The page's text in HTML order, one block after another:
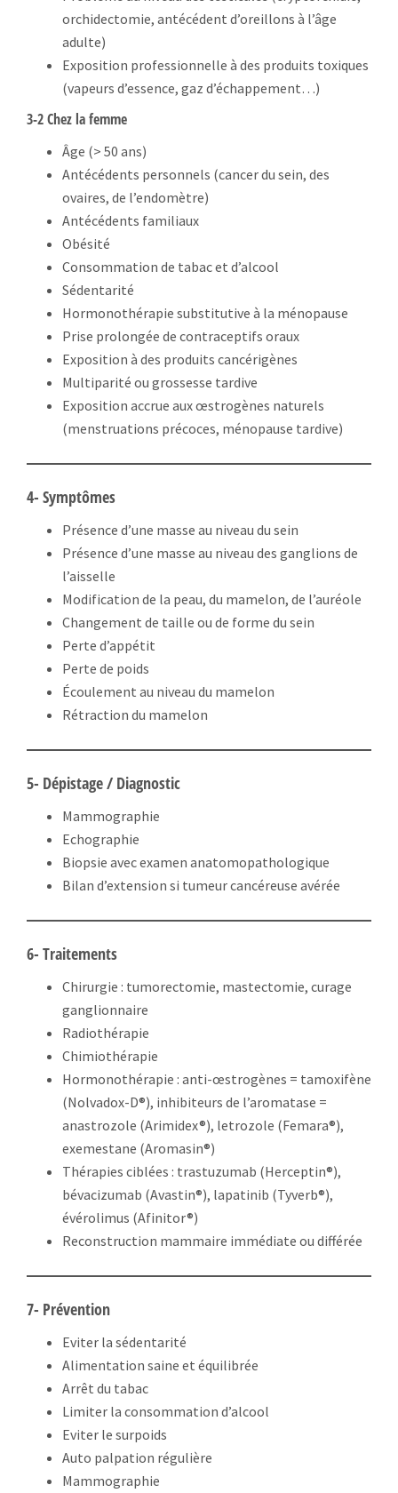
orchidectomie, antécédent d’oreillons à l’âge
adulte)
Exposition professionnelle à des produits toxiques
(vapeurs d’essence, gaz d’échappement…)
3-2 Chez la femme
Âge (> 50 ans)
Antécédents personnels (cancer du sein, des
ovaires, de l’endomètre)
Antécédents familiaux
Obésité
Consommation de tabac et d’alcool
Sédentarité
Hormonothérapie substitutive à la ménopause
Prise prolongée de contraceptifs oraux
Exposition à des produits cancérigènes
Multiparité ou grossesse tardive
Exposition accrue aux œstrogènes naturels
(menstruations précoces, ménopause tardive)
4- Symptômes
Présence d’une masse au niveau du sein
Présence d’une masse au niveau des ganglions de
l’aisselle
Modification de la peau, du mamelon, de l’auréole
Changement de taille ou de forme du sein
Perte d’appétit
Perte de poids
Écoulement au niveau du mamelon
Rétraction du mamelon
5- Dépistage / Diagnostic
Mammographie
Echographie
Biopsie avec examen anatomopathologique
Bilan d’extension si tumeur cancéreuse avérée
6- Traitements
Chirurgie : tumorectomie, mastectomie, curage
ganglionnaire
Radiothérapie
Chimiothérapie
Hormonothérapie : anti-œstrogènes = tamoxifène
(Nolvadox-D®), inhibiteurs de l’aromatase =
anastrozole (Arimidex®), letrozole (Femara®),
exemestane (Aromasin®)
Thérapies ciblées : trastuzumab (Herceptin®),
bévacizumab (Avastin®), lapatinib (Tyverb®),
évérolimus (Afinitor®)
Reconstruction mammaire immédiate ou différée
7- Prévention
Eviter la sédentarité
Alimentation saine et équilibrée
Arrêt du tabac
Limiter la consommation d’alcool
Eviter le surpoids
Auto palpation régulière
Mammographie